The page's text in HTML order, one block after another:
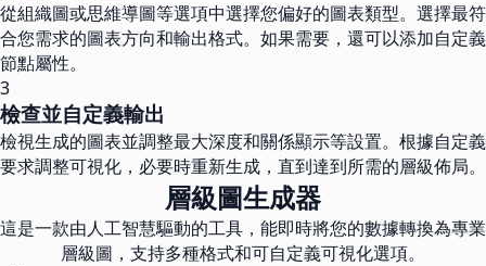
從組織圖或思維導圖等選項中選擇您偏好的圖表類型。選擇最符
合您需求的圖表方向和輸出格式。如果需要，還可以添加自定義
節點屬性。
3
檢查並自定義輸出
檢視生成的圖表並調整最大深度和關係顯示等設置。根據自定義
要求調整可視化，必要時重新生成，直到達到所需的層級佈局。
層級圖生成器
這是一款由人工智慧驅動的工具，能即時將您的數據轉換為專業
層級圖，支持多種格式和可自定義可視化選項。